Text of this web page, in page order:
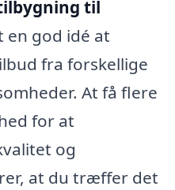
til
en god idé at
fra forskellige
At få flere
for at
og
at du træffer det